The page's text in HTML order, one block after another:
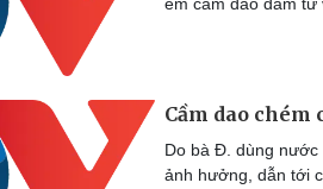
Cầm dao
Do bà Đ. dùng
ảnh hưởng, dẫn tới